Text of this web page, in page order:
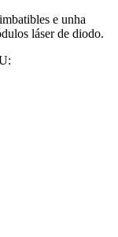
e unha
láser de diodo.